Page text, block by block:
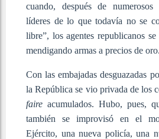
cuando, después de numerosos
líderes de lo que todavía no se
libre”, los agentes republicanos
mendigando armas a precios de oro.
Con las embajadas desguazadas
la República se vio privada de los
faire acumulados. Hubo, pues,
también se improvisó en el
Ejército, una nueva policía, una